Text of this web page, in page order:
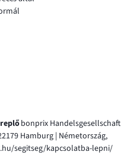
bonprix Handelsgesellschaft
Hamburg | Németország,
segitseg/kapcsolatba-lepni/